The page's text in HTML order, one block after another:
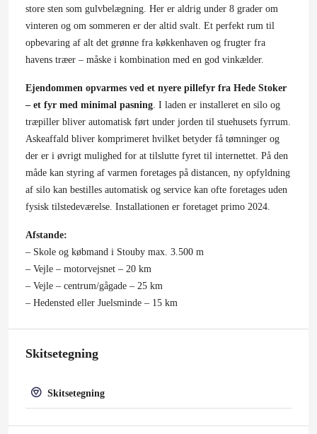
store sten som gulvbelægning. Her er aldrig under 8 grader om
vinteren og om sommeren er der altid svalt. Et perfekt rum til
opbevaring af alt det grønne fra køkkenhaven og frugter fra
havens træer – måske i kombination med en god vinkælder.
Ejendommen opvarmes ved et nyere pillefyr fra Hede Stoker
– et fyr med minimal pasning. I laden er installeret en silo og
træpiller bliver automatisk ført under jorden til stuehusets fyrrum.
Askeaffald bliver komprimeret hvilket betyder få tømninger og
der er i øvrigt mulighed for at tilslutte fyret til internettet. På den
måde kan styring af varmen foretages på distancen, ny opfyldning
af silo kan bestilles automatisk og service kan ofte foretages uden
fysisk tilstedeværelse. Installationen er foretaget primo 2024.
Afstande:
– Skole og købmand i Stouby max. 3.500 m
– Vejle – motorvejsnet – 20 km
– Vejle – centrum/gågade – 25 km
– Hedensted eller Juelsminde – 15 km
Skitsetegning
Skitsetegning